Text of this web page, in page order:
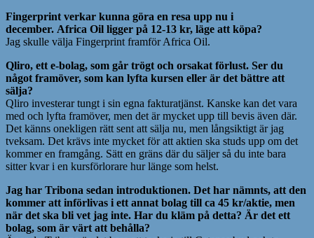
Fingerprint verkar kunna göra en resa upp nu i
december. Africa Oil ligger på 12-13 kr, läge att köpa?
Jag skulle välja Fingerprint framför Africa Oil.
Qliro, ett e-bolag, som går trögt och orsakat förlust. Ser du
något framöver, som kan lyfta kursen eller är det bättre att
sälja?
Qliro investerar tungt i sin egna fakturatjänst. Kanske kan det vara
med och lyfta framöver, men det är mycket upp till bevis även där.
Det känns onekligen rätt sent att sälja nu, men långsiktigt är jag
tveksam. Det krävs inte mycket för att aktien ska studs upp om det
kommer en framgång. Sätt en gräns där du säljer så du inte bara
sitter kvar i en kursförlorare hur länge som helst.
Jag har Tribona sedan introduktionen. Det har nämnts, att den
kommer att införlivas i ett annat bolag till ca 45 kr/aktie, men
när det ska bli vet jag inte. Har du kläm på detta? Är det ett
bolag, som är värt att behålla?